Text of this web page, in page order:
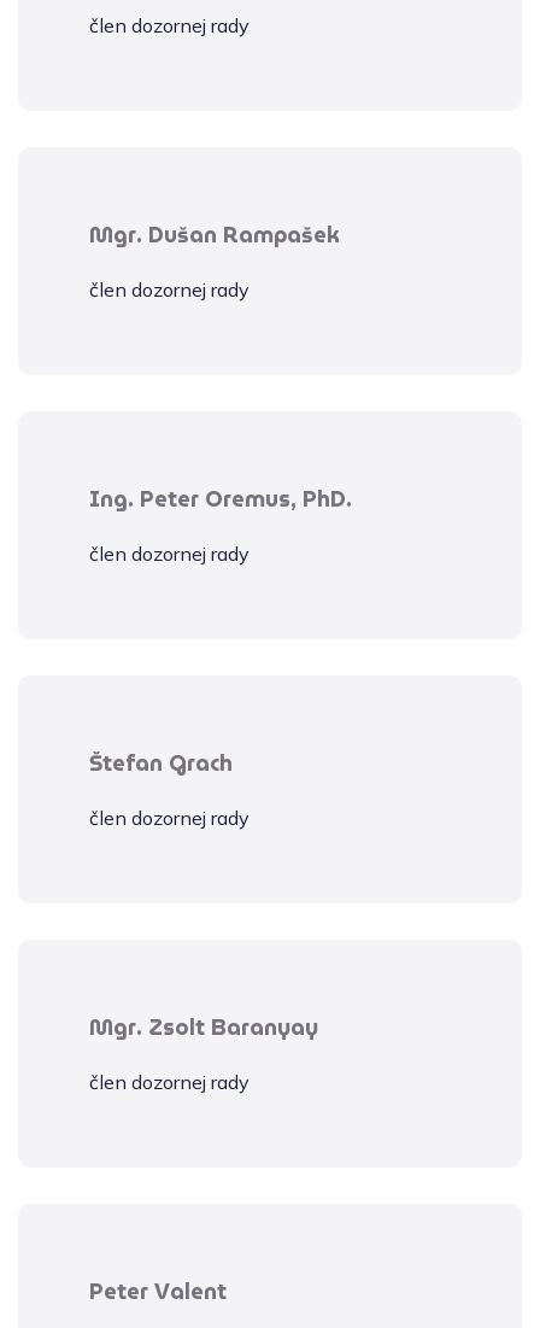
člen dozornej rady
Mgr. Dušan Rampašek
člen dozornej rady
Ing. Peter Oremus, PhD.
člen dozornej rady
Štefan Grach
člen dozornej rady
Mgr. Zsolt Baranyay
člen dozornej rady
Peter Valent